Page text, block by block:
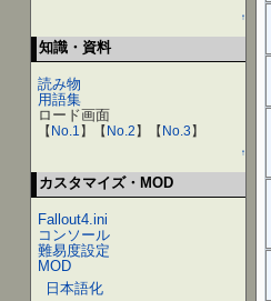
↑
知識・資料
読み物
用語集
ロード画面
【 No.1 】【 No.2 】【 No.3 】
↑
カスタマイズ・MOD
Fallout4.ini
コンソール
難易度設定
MOD
日本語化